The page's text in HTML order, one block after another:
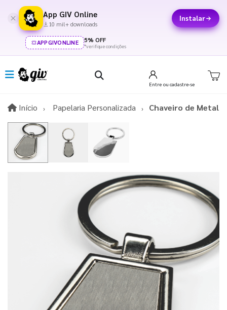
App GIV Online
10 mil+ downloads
Instalar
APPGIVONLINE 5% OFF
*verifique condições
Entre ou cadastre-se
Início InícioPapelaria Personalizada Chaveiro de Metal